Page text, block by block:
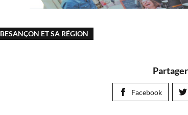
BESANÇON ET SA RÉGION
Facebook